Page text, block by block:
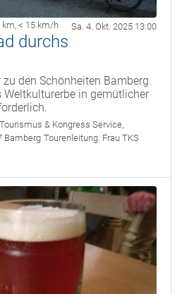
km, < 15 km/h Sa. 4. Okt. 2025 13:00
durchs
den Schönheiten Bamberg.
Weltkulturerbe in gemütlicher
& Kongress Service,
Bamberg Tourenleitung: Frau TKS